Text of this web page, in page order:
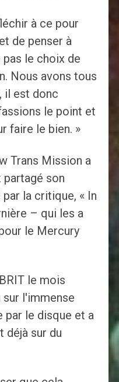
à ce pour
de penser à
le choix de
Nous avons tous
il est donc
le point et
faire le bien. »
Trans Mission a
partagé son
la critique, « In
– qui les a
le Mercury
le mois
sur l'immense
par le disque et a
déjà sur du